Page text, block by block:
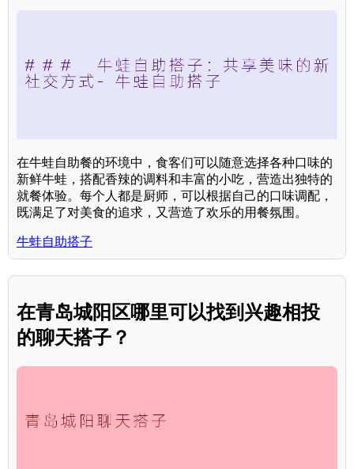
在牛蛙自助餐的环境中，食客们可以随意选择各种口味的
新鲜牛蛙，搭配香辣的调料和丰富的小吃，营造出独特的
就餐体验。每个人都是厨师，可以根据自己的口味调配，
既满足了对美食的追求，又营造了欢乐的用餐氛围。
牛蛙自助搭子
在青岛城阳区哪里可以找到兴趣相投
的聊天搭子？